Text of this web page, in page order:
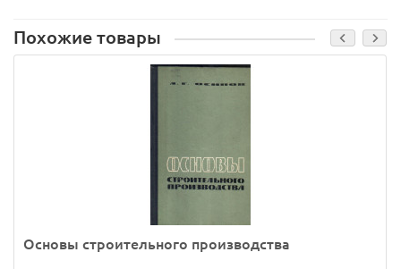
Похожие товары
Основы строительного производства